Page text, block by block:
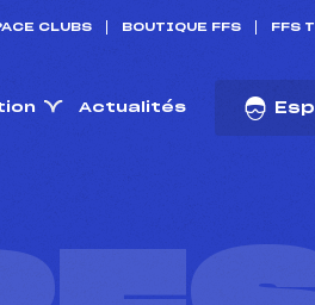
CLUBS BOUTIQUE FFS FFS
Actualités